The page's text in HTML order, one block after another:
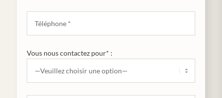
Vous nous contactez pour* :